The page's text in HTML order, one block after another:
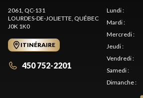
2061, QC-131
LOURDES-DE-JOLIETTE , QUÉBEC
J0K 1K0
ITINÉRAIRE
450 752-2201
Lundi:
Mardi:
Mercredi:
Jeudi:
Vendredi:
Samedi:
Dimanche: